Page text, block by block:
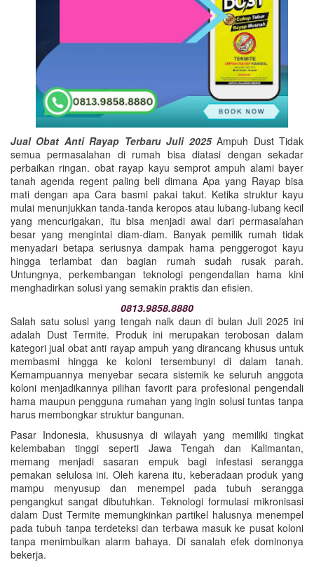
Jual Obat Anti Rayap Terbaru Juli 2025Ampuh Dust Tidak
semua permasalahan di rumah bisa diatasi dengan sekadar
perbaikan ringan. obat rayap kayu semprot ampuh alami bayer
tanah agenda regent paling beli dimana Apa yang Rayap bisa
mati dengan apa Cara basmi pakai takut. Ketika struktur kayu
mulai menunjukkan tanda-tanda keropos atau lubang-lubang kecil
yang mencurigakan, itu bisa menjadi awal dari permasalahan
besar yang mengintai diam-diam. Banyak pemilik rumah tidak
menyadari betapa seriusnya dampak hama penggerogot kayu
hingga terlambat dan bagian rumah sudah rusak parah.
Untungnya, perkembangan teknologi pengendalian hama kini
menghadirkan solusi yang semakin praktis dan efisien.
0813.9858.8880
Salah satu solusi yang tengah naik daun di bulan Juli 2025 ini
adalah Dust Termite. Produk ini merupakan terobosan dalam
kategori jual obat anti rayap ampuh yang dirancang khusus untuk
membasmi hingga ke koloni tersembunyi di dalam tanah.
Kemampuannya menyebar secara sistemik ke seluruh anggota
koloni menjadikannya pilihan favorit para profesional pengendali
hama maupun pengguna rumahan yang ingin solusi tuntas tanpa
harus membongkar struktur bangunan.
Pasar Indonesia, khususnya di wilayah yang memiliki tingkat
kelembaban tinggi seperti Jawa Tengah dan Kalimantan,
memang menjadi sasaran empuk bagi infestasi serangga
pemakan selulosa ini. Oleh karena itu, keberadaan produk yang
mampu menyusup dan menempel pada tubuh serangga
pengangkut sangat dibutuhkan. Teknologi formulasi mikronisasi
dalam Dust Termite memungkinkan partikel halusnya menempel
pada tubuh tanpa terdeteksi dan terbawa masuk ke pusat koloni
tanpa menimbulkan alarm bahaya. Di sanalah efek dominonya
bekerja.